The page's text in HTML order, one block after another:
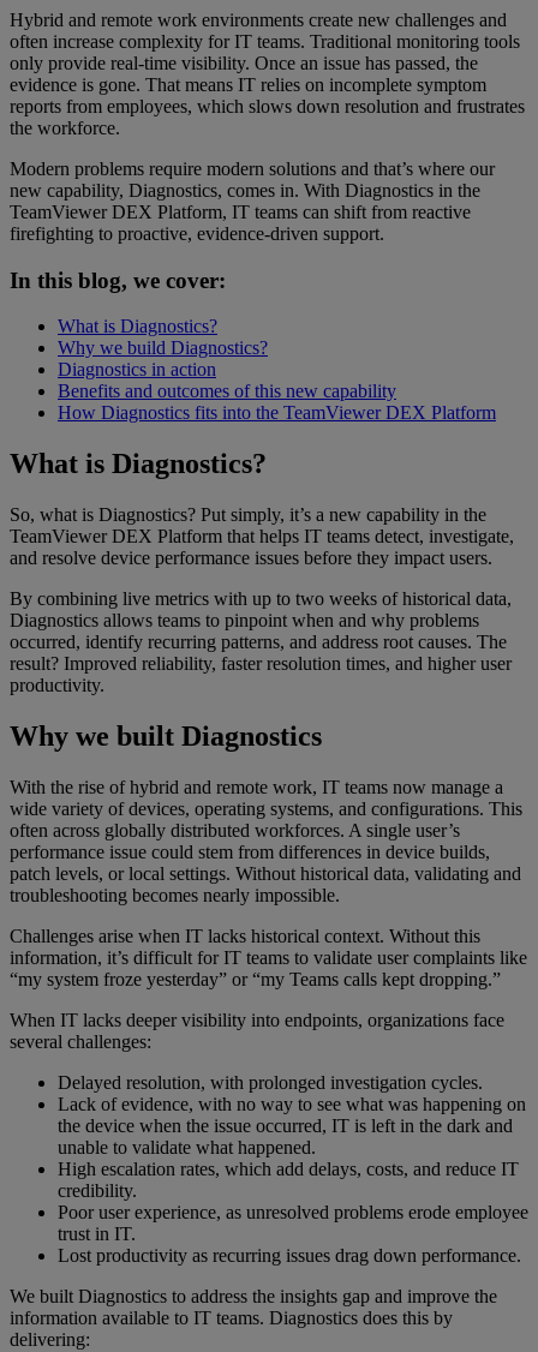
Hybrid and remote work environments create new challenges and
often increase complexity for IT teams. Traditional monitoring tools
only provide real-time visibility. Once an issue has passed, the
evidence is gone. That means IT relies on incomplete symptom
reports from employees, which slows down resolution and frustrates
the workforce.
Modern problems require modern solutions and that’s where our
new capability, Diagnostics, comes in. With Diagnostics in the
TeamViewer DEX Platform, IT teams can shift from reactive
firefighting to proactive, evidence-driven support.
In this blog, we cover:
What is Diagnostics?
Why we build Diagnostics?
Diagnostics in action
Benefits and outcomes of this new capability
How Diagnostics fits into the TeamViewer DEX Platform
What is Diagnostics?
So, what is Diagnostics? Put simply, it’s a new capability in the
TeamViewer DEX Platform that helps IT teams detect, investigate,
and resolve device performance issues before they impact users.
By combining live metrics with up to two weeks of historical data,
Diagnostics allows teams to pinpoint when and why problems
occurred, identify recurring patterns, and address root causes. The
result? Improved reliability, faster resolution times, and higher user
productivity.
Why we built Diagnostics
With the rise of hybrid and remote work, IT teams now manage a
wide variety of devices, operating systems, and configurations. This
often across globally distributed workforces. A single user’s
performance issue could stem from differences in device builds,
patch levels, or local settings. Without historical data, validating and
troubleshooting becomes nearly impossible.
Challenges arise when IT lacks historical context. Without this
information, it’s difficult for IT teams to validate user complaints like
“my system froze yesterday” or “my Teams calls kept dropping.”
When IT lacks deeper visibility into endpoints, organizations face
several challenges:
Delayed resolution, with prolonged investigation cycles.
Lack of evidence, with no way to see what was happening on
the device when the issue occurred, IT is left in the dark and
unable to validate what happened.
High escalation rates, which add delays, costs, and reduce IT
credibility.
Poor user experience, as unresolved problems erode employee
trust in IT.
Lost productivity as recurring issues drag down performance.
We built Diagnostics to address the insights gap and improve the
information available to IT teams. Diagnostics does this by
delivering: